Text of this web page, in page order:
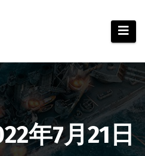
年7月21日